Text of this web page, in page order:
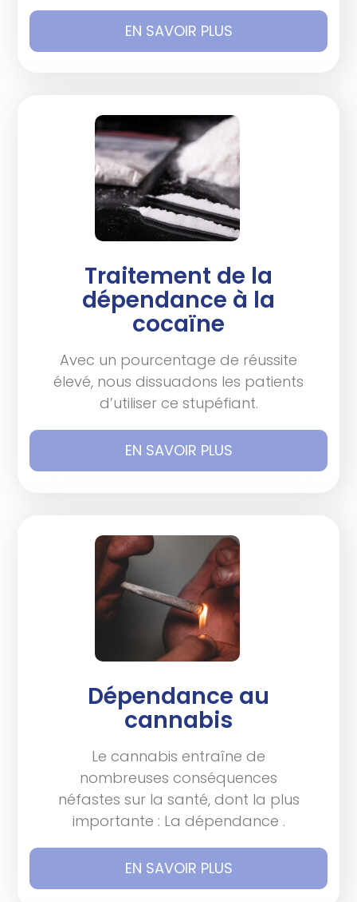
EN SAVOIR PLUS
Traitement de la
dépendance à la
cocaïne
Avec un pourcentage de réussite
élevé, nous dissuadons les patients
d’utiliser ce stupéfiant.
EN SAVOIR PLUS
Dépendance au
cannabis
Le cannabis entraîne de
nombreuses conséquences
néfastes sur la santé, dont la plus
importante : La dépendance .
EN SAVOIR PLUS